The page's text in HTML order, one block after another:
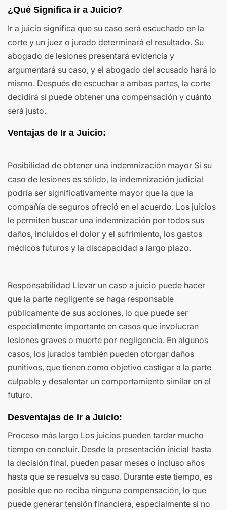
¿Qué Significa ir a Juicio?
Ir a juicio significa que su caso será escuchado en la
corte y un juez o jurado determinará el resultado. Su
abogado de lesiones presentará evidencia y
argumentará su caso, y el abogado del acusado hará lo
mismo. Después de escuchar a ambas partes, la corte
decidirá si puede obtener una compensación y cuánto
será justo.
Ventajas de Ir a Juicio:
Posibilidad de obtener una indemnización mayor Si su
caso de lesiones es sólido, la indemnización judicial
podría ser significativamente mayor que la que la
compañía de seguros ofreció en el acuerdo. Los juicios
le permiten buscar una indemnización por todos sus
daños, incluidos el dolor y el sufrimiento, los gastos
médicos futuros y la discapacidad a largo plazo.
Responsabilidad Llevar un caso a juicio puede hacer
que la parte negligente se haga responsable
públicamente de sus acciones, lo que puede ser
especialmente importante en casos que involucran
lesiones graves o muerte por negligencia. En algunos
casos, los jurados también pueden otorgar daños
punitivos, que tienen como objetivo castigar a la parte
culpable y desalentar un comportamiento similar en el
futuro.
Desventajas de ir a Juicio:
Proceso más largo Los juicios pueden tardar mucho
tiempo en concluir. Desde la presentación inicial hasta
la decisión final, pueden pasar meses o incluso años
hasta que se resuelva su caso. Durante este tiempo, es
posible que no reciba ninguna compensación, lo que
puede generar tensión financiera, especialmente si no